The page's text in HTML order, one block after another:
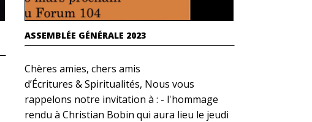
ASSEMBLÉE GÉNÉRALE 2023
Chères amies, chers amis
d’Écritures & Spiritualités, Nous vous
rappelons notre invitation à : - l'hommage
rendu à Christian Bobin qui aura lieu le jeudi